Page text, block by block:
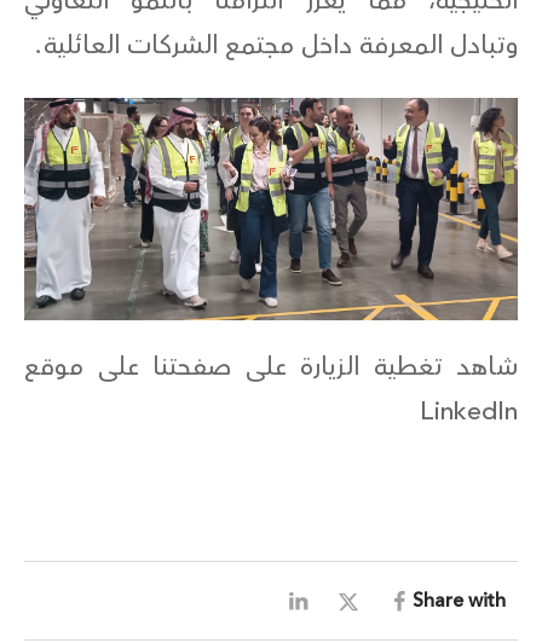
وتبادل المعرفة داخل مجتمع الشركات العائلية.
شاهد تغطية الزيارة على صفحتنا على موقع
LinkedIn
Share with